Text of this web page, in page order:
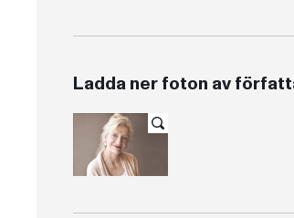
Ladda ner foton av